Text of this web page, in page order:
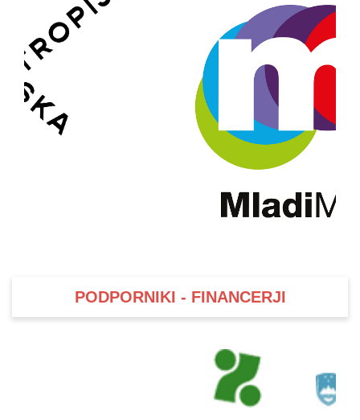
PODPORNIKI - FINANCERJI